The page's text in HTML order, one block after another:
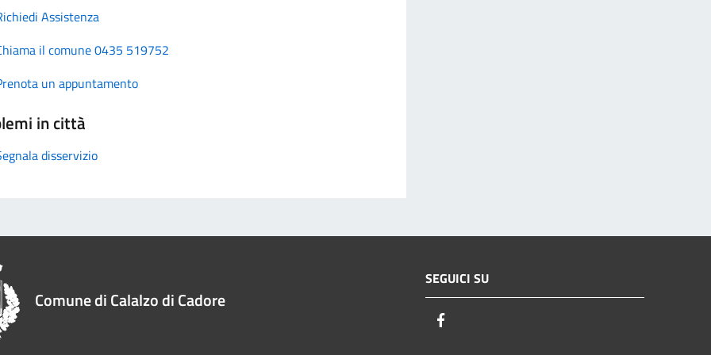
Assistenza
il comune 0435 519752
un appuntamento
in città
disservizio
Comune di Calalzo di Cadore
SEGUICI SU